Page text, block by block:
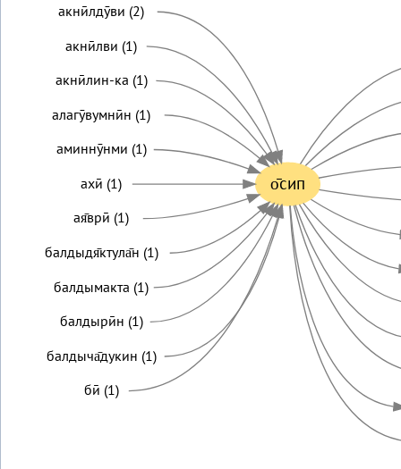
о̄сип
акнӣлдӯви (2)
акнӣлви (1)
акнӣлин-ка (1)
алагӯвумнӣн (1)
аминнӯнми (1)
ахӣ (1)
ая̄врӣ (1)
балдыдя̄ктула̄н (1)
балдымакта (1)
балдырӣн (1)
балдыча̄дукин (1)
бӣ (1)